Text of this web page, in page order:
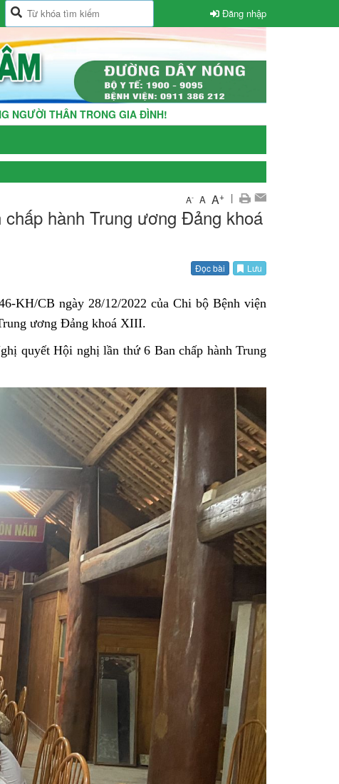
Đăng nhập
GIA ĐÌNH!
A- A A+ |
hành Trung ương Đảng khoá
Đọc bài Lưu
KH/CB ngày 28/12/2022 của Chi bộ Bệnh viện
ương Đảng khoá XIII.
quyết Hội nghị lần thứ 6 Ban chấp hành Trung